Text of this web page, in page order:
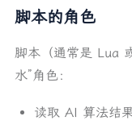
脚本的角色
脚本（通常是 Lua
水”角色：
读取 AI 算法结